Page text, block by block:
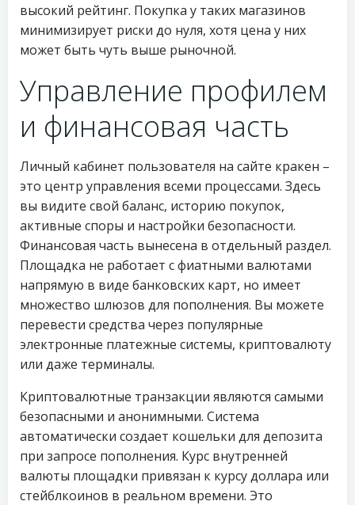
высокий рейтинг. Покупка у таких магазинов
минимизирует риски до нуля, хотя цена у них
может быть чуть выше рыночной.
Управление профилем
и финансовая часть
Личный кабинет пользователя на сайте кракен –
это центр управления всеми процессами. Здесь
вы видите свой баланс, историю покупок,
активные споры и настройки безопасности.
Финансовая часть вынесена в отдельный раздел.
Площадка не работает с фиатными валютами
напрямую в виде банковских карт, но имеет
множество шлюзов для пополнения. Вы можете
перевести средства через популярные
электронные платежные системы, криптовалюту
или даже терминалы.
Криптовалютные транзакции являются самыми
безопасными и анонимными. Система
автоматически создает кошельки для депозита
при запросе пополнения. Курс внутренней
валюты площадки привязан к курсу доллара или
стейблкоинов в реальном времени. Это